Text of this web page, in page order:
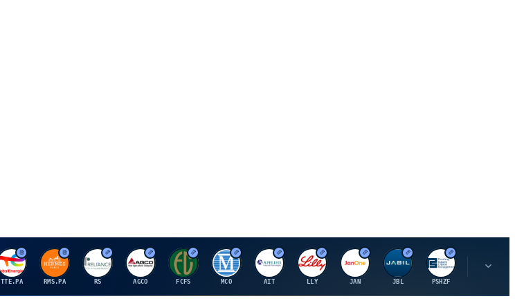
T
TTE.PA
H
RMS.PA
R
RS
A
AGCO
F
FCFS
M
MCO
A
AIT
E
LLY
J
JAN
J
JBL
P
PSHZF
O